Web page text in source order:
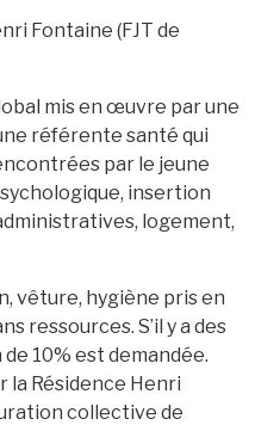
Fontaine (FJT de
mis en œuvre par une
référente santé qui
par le jeune
insertion
logement,
vêture, hygiène pris en
ressources. S’il y a des
10% est demandée.
la Résidence Henri
collective de